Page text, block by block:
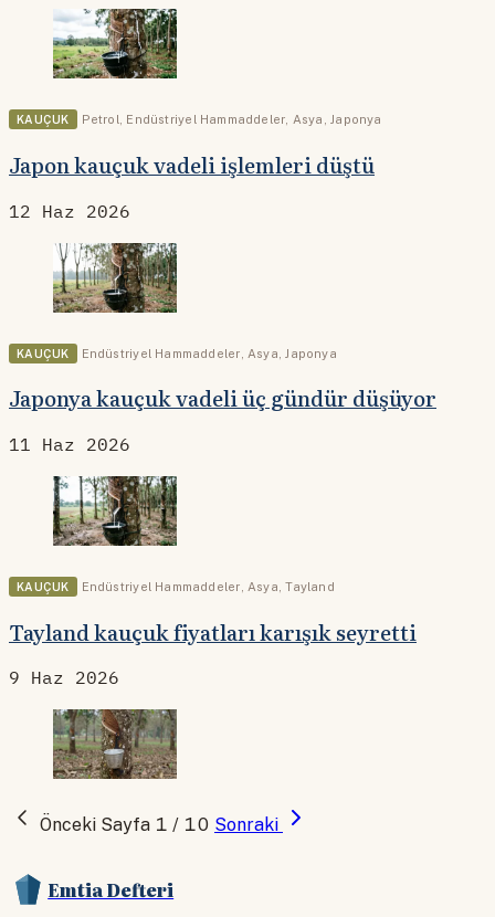
KAUÇUK Petrol Endüstriyel Hammaddeler Asya Japonya
Japon kauçuk vadeli işlemleri düştü
12 Haz 2026
KAUÇUK Endüstriyel Hammaddeler Asya Japonya
Japonya kauçuk vadeli üç gündür düşüyor
11 Haz 2026
KAUÇUK Endüstriyel Hammaddeler Asya ,Tayland
Tayland kauçuk fiyatları karışık seyretti
9 Haz 2026
Önceki Sayfa 1 / 10 Sonraki
Emtia Defteri